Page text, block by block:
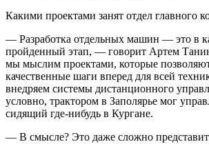
Какими проектами занят отдел главного
— Разработка отдельных машин — это в
пройденный этап, — говорит Артем
мы мыслим проектами, которые
качественные шаги вперед для всей
внедряем системы дистанционного
условно, трактором в Заполярье мог
сидящий где-нибудь в Кургане.
— В смысле? Это даже сложно